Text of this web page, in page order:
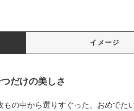
イメージ
だけの美しさ
もの中から選りすぐった、おめで